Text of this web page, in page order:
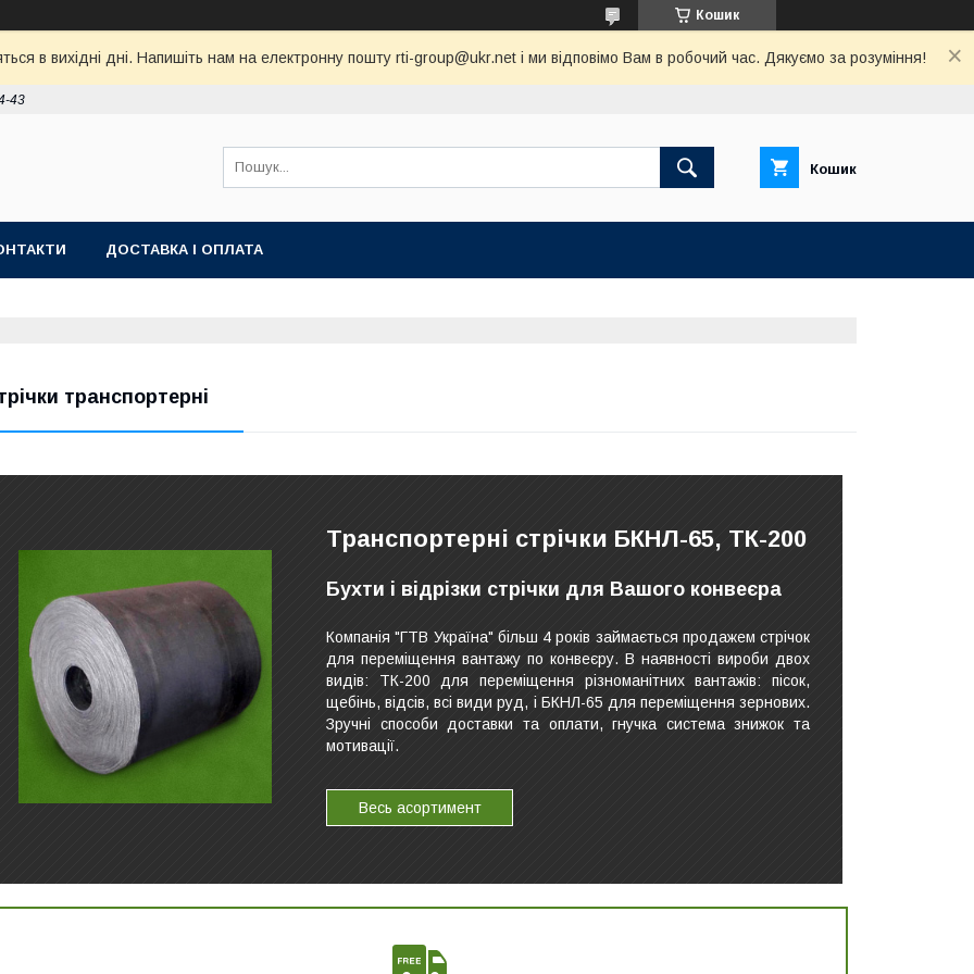
Кошик
в вихідні дні. Напишіть нам на електронну пошту rti-group@ukr.net і ми відповімо Вам в робочий час. Дякуємо за розуміння!
43
Кошик
ДОСТАВКА І ОПЛАТА
транспортерні
Транспортерні стрічки БКНЛ-65, ТК-200
Бухти і відрізки стрічки для Вашого конвеєра
Компанія "ГТВ Україна" більш 4 років займається продажем стрічок
для переміщення вантажу по конвеєру. В наявності вироби двох
видів: ТК-200 для переміщення різноманітних вантажів: пісок,
щебінь, відсів, всі види руд, і БКНЛ-65 для переміщення зернових.
Зручні способи доставки та оплати, гнучка система знижок та
мотивації.
Весь асортимент